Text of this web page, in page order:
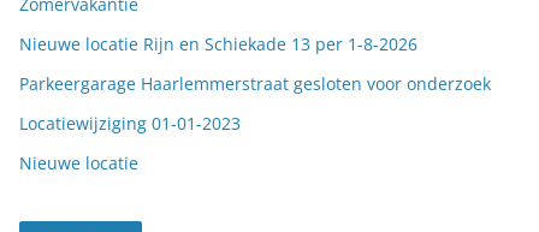
Nieuwe locatie Rijn en Schiekade 13 per 1-8-2026
Parkeergarage Haarlemmerstraat gesloten voor onderzoek
Locatiewijziging 01-01-2023
Nieuwe locatie